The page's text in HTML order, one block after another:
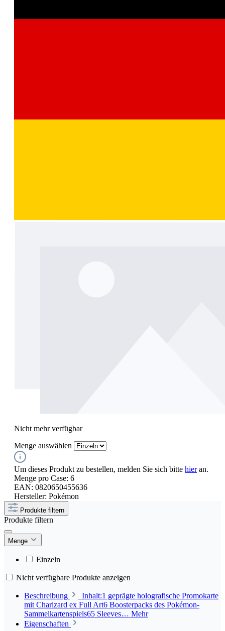
Nicht mehr verfügbar
Menge auswählen
Um dieses Produkt zu bestellen, melden Sie sich bitte hieran.
Menge pro Case: 6
EAN: 0820650455636
Hersteller: Pokémon
Produkte filtern
Produkte filtern
Menge
Einzeln
Nicht verfügbare Produkte anzeigen
Beschreibung
Inhalt:1 geprägte holografische Promokarte
mit Charizard ex Full Art6 Boosterpacks des Pokémon-
Sammelkartenspiels65 Sleeves… Mehr
Eigenschaften